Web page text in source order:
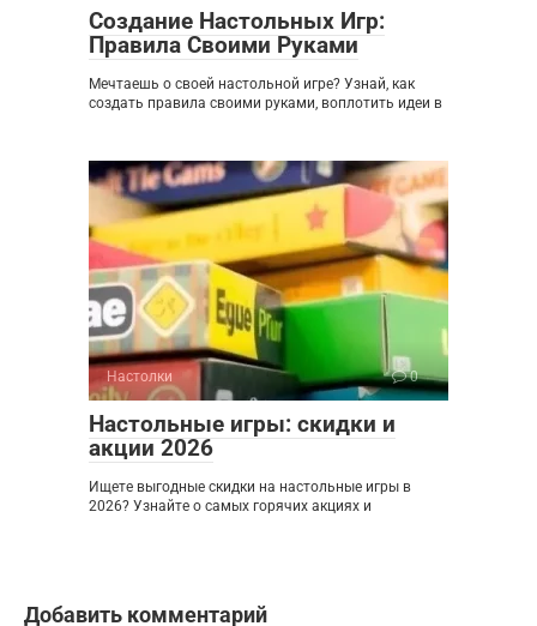
Создание Настольных Игр:
Правила Своими Руками
Мечтаешь о своей настольной игре? Узнай, как
создать правила своими руками, воплотить идеи в
Настолки 0
Настольные игры: скидки и
акции 2026
Ищете выгодные скидки на настольные игры в
2026? Узнайте о самых горячих акциях и
Добавить комментарий